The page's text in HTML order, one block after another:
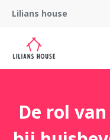
Lilians house
De rol